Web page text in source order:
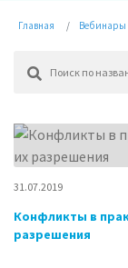
Главная Вебинары
31.07.2019
Конфликты в
разрешения